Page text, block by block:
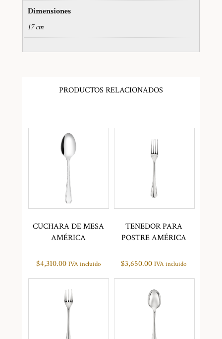
Dimensiones
17 cm
PRODUCTOS RELACIONADOS
CUCHARA DE MESA
AMÉRICA
$4,310.00 IVA incluido
TENEDOR PARA
POSTRE AMÉRICA
$3,650.00 IVA incluido